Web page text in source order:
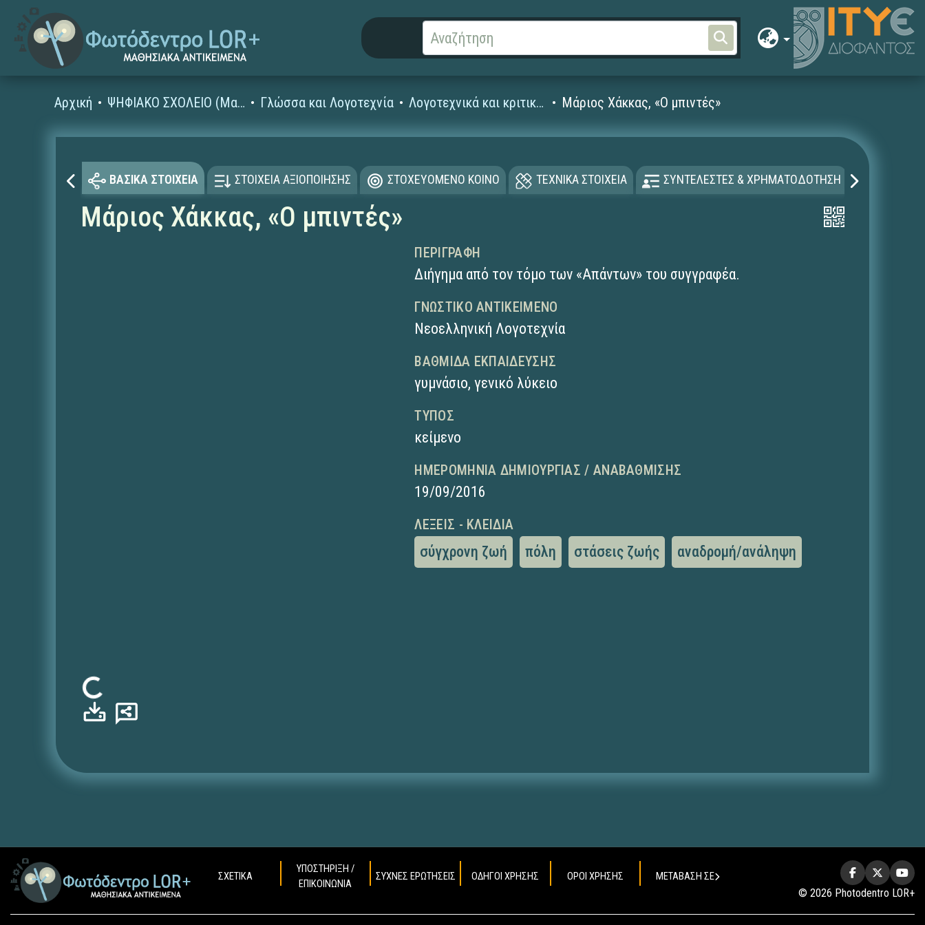
Αρχική ΨΗΦΙΑΚΟ ΣΧΟΛΕΙΟ (Μαθησιακά Αντικείμενα) Γλώσσα και Λογοτεχνία Λογοτεχνικά και κριτικά κείμενα Μάριος Χάκκας, «Ο μπιντές»
ΒΑΣΙΚΑ ΣΤΟΙΧΕΙΑ ΣΤΟΙΧΕΙΑ ΑΞΙΟΠΟΙΗΣΗΣ ΣΤΟΧΕΥΟΜΕΝΟ ΚΟΙΝΟ ΤΕΧΝΙΚΑ ΣΤΟΙΧΕΙΑ ΣΥΝΤΕΛΕΣΤΕΣ & ΧΡΗΜΑΤΟΔΟΤΗΣΗ
Μάριος Χάκκας, «Ο μπιντές»
Φόρτωση...
ΠΕΡΙΓΡΑΦΉ
Διήγημα από τον τόμο των «Απάντων» του συγγραφέα.
ΓΝΩΣΤΙΚΌ ΑΝΤΙΚΕΊΜΕΝΟ
Νεοελληνική Λογοτεχνία
ΒΑΘΜΊΔΑ ΕΚΠΑΊΔΕΥΣΗΣ
γυμνάσιο,γενικό λύκειο
ΤΎΠΟΣ
κείμενο
ΗΜΕΡΟΜΗΝΊΑ ΔΗΜΙΟΥΡΓΊΑΣ / ΑΝΑΒΆΘΜΙΣΗΣ
19/09/2016
ΛΈΞΕΙΣ - ΚΛΕΙΔΙΆ
σύγχρονη ζωή πόλη στάσεις ζωής αναδρομή/ανάληψη
ΣΧΕΤΙΚΑ
ΥΠΟΣΤΗΡΙΞΗ /
ΕΠΙΚΟΙΝΩΝΙΑ
ΣΥΧΝΕΣ ΕΡΩΤΗΣΕΙΣ ΟΔΗΓΟΙ ΧΡΗΣΗΣ ΟΡΟΙ ΧΡΗΣΗΣ ΜΕΤΑΒΑΣΗ ΣΕ
© 2026 Photodentro LOR+